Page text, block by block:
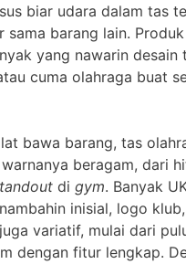
biar udara dalam tas
sama barang lain.
yang nawarin
cuma olahraga buat
bawa barang, tas
beragam, dari
di gym. Banyak
inisial, logo
variatif, mulai dari
dengan fitur lengkap.